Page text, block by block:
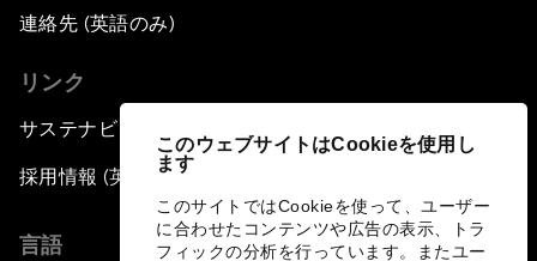
このウェブサイトはCookieを使用し
ます
このサイトではCookieを使って、ユーザー
に合わせたコンテンツや広告の表示、トラ
フィックの分析を行っています。またユー
連絡先 (英語のみ)
リンク
サステナビリティへの取り組み
採用情報 (英語のみ)
言語